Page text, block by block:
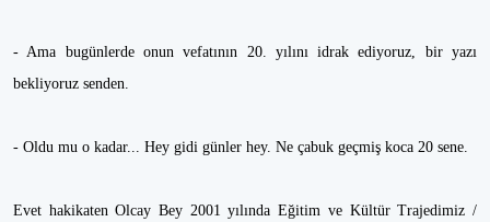
- Ama bugünlerde onun vefatının 20. yılını idrak ediyoruz, bir yazı
bekliyoruz senden.
- Oldu mu o kadar... Hey gidi günler hey. Ne çabuk geçmiş koca 20 sene.
Evet hakikaten Olcay Bey 2001 yılında Eğitim ve Kültür Trajedimiz /